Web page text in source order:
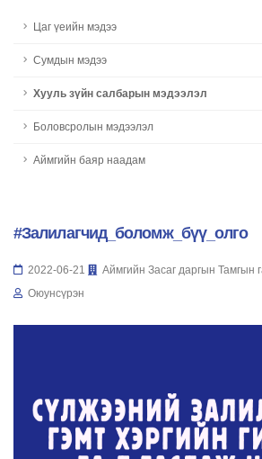
Цаг үеийн мэдээ
Сумдын мэдээ
Хууль зүйн салбарын мэдээлэл
Боловсролын мэдээлэл
Аймгийн баяр наадам
#Залилагчид_боломж_бүү_олго
2022-06-21
Аймгийн Засаг даргын Тамгын
Оюунсүрэн